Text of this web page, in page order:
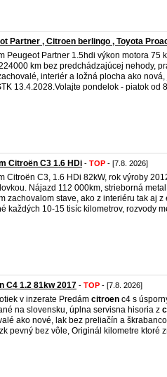
Partner , Citroen berlingo , Toyota
Peugeot Partner 1.5hdi výkon motora 75
km bez predchádzajúcej nehody,
interiér a ložná plocha ako
13.4.2028.Volajte pondelok - piatok od
Citroën C3 1.6 HDi - TOP - [7.8. 2026]
Citroën C3, 1.6 HDi 82kW, rok výroby
Nájazd 112 000km, strieborná
zachovalom stave, ako z interiéru tak aj z
každých 10-15 tisíc kilometrov, rozvody
C4 1.2 81kw 2017 - TOP - [7.8. 2026]
v inzerate Predám citroen c4 s
na slovensku, úplna servisna hisoria z
ako nové, lak bez preliačín a
pevný bez vôle, Originál kilometre ktoré